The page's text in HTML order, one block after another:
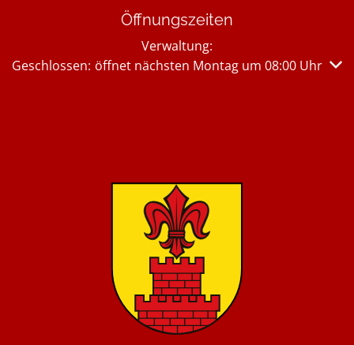
Öffnungszeiten
Verwaltung:
Klicken, um weitere Öffnungs- oder Schließzeiten
Geschlossen: öffnet nächsten Montag um 08:00 Uhr